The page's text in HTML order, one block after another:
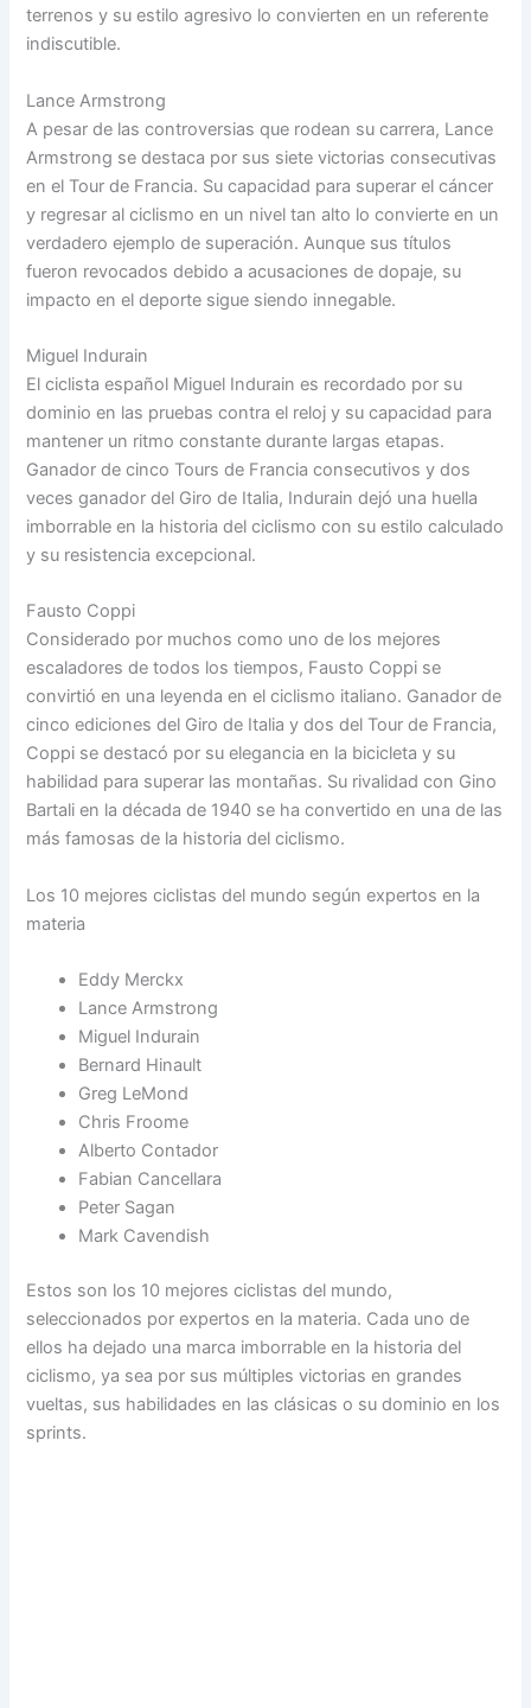
terrenos y su estilo agresivo lo convierten en un referente
indiscutible.
Lance Armstrong
A pesar de las controversias que rodean su carrera, Lance
Armstrong se destaca por sus siete victorias consecutivas
en el Tour de Francia. Su capacidad para superar el cáncer
y regresar al ciclismo en un nivel tan alto lo convierte en un
verdadero ejemplo de superación. Aunque sus títulos
fueron revocados debido a acusaciones de dopaje, su
impacto en el deporte sigue siendo innegable.
Miguel Indurain
El ciclista español Miguel Indurain es recordado por su
dominio en las pruebas contra el reloj y su capacidad para
mantener un ritmo constante durante largas etapas.
Ganador de cinco Tours de Francia consecutivos y dos
veces ganador del Giro de Italia, Indurain dejó una huella
imborrable en la historia del ciclismo con su estilo calculado
y su resistencia excepcional.
Fausto Coppi
Considerado por muchos como uno de los mejores
escaladores de todos los tiempos, Fausto Coppi se
convirtió en una leyenda en el ciclismo italiano. Ganador de
cinco ediciones del Giro de Italia y dos del Tour de Francia,
Coppi se destacó por su elegancia en la bicicleta y su
habilidad para superar las montañas. Su rivalidad con Gino
Bartali en la década de 1940 se ha convertido en una de las
más famosas de la historia del ciclismo.
Los 10 mejores ciclistas del mundo según expertos en la
materia
Eddy Merckx
Lance Armstrong
Miguel Indurain
Bernard Hinault
Greg LeMond
Chris Froome
Alberto Contador
Fabian Cancellara
Peter Sagan
Mark Cavendish
Estos son los 10 mejores ciclistas del mundo,
seleccionados por expertos en la materia. Cada uno de
ellos ha dejado una marca imborrable en la historia del
ciclismo, ya sea por sus múltiples victorias en grandes
vueltas, sus habilidades en las clásicas o su dominio en los
sprints.